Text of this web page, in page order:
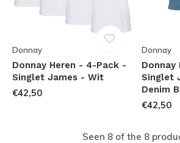
Donnay
Donnay Heren - 4-Pack -
Singlet James - Wit
€42,50
Donnay
Donnay
Singlet
Denim
€42,50
Seen 8 of the 8